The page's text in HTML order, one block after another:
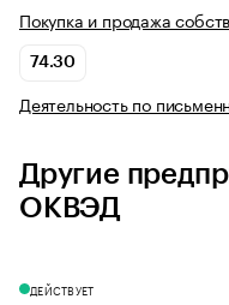
Покупка и продажа
74.30
Деятельность по
Другие
ОКВЭД
ДЕЙСТВУЕТ